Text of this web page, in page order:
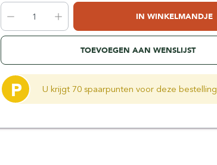
IN WINKELMANDJE
TOEVOEGEN AAN WENSLIJST
P U krijgt 70 spaarpunten voor deze bestelling